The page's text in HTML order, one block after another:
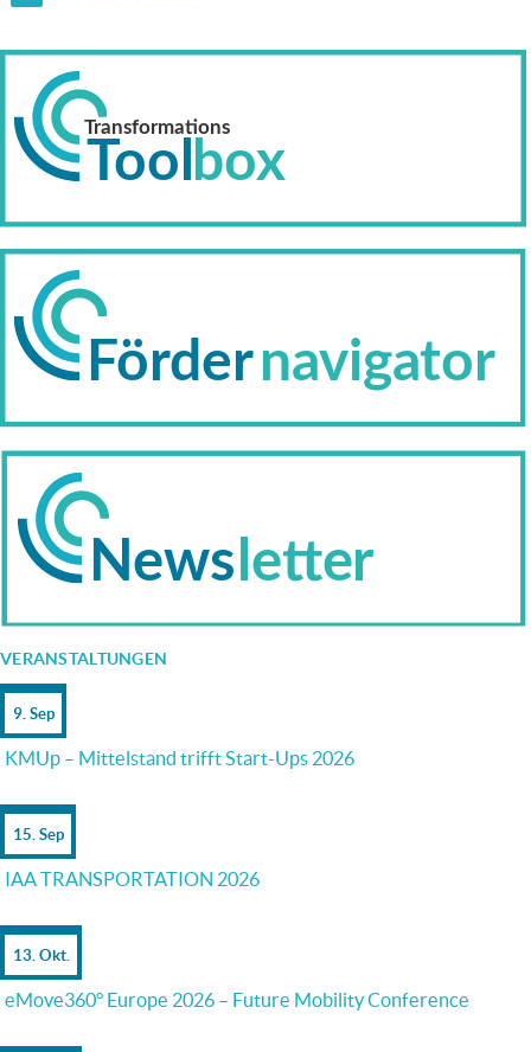
VERANSTALTUNGEN
9. Sep
KMUp – Mittelstand trifft Start-Ups 2026
15. Sep
IAA TRANSPORTATION 2026
13. Okt.
eMove360° Europe 2026 – Future Mobility Conference